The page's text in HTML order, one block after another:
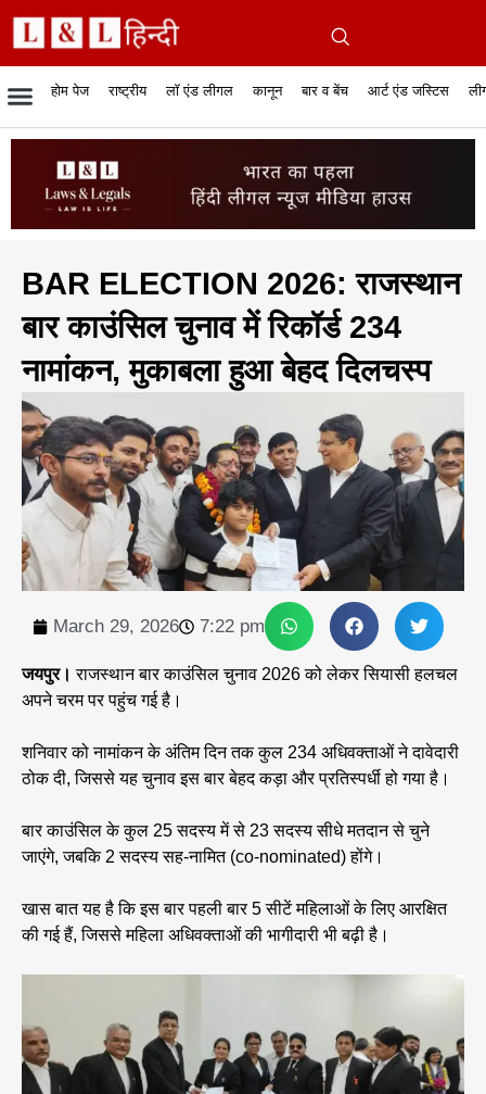
होम पेज राष्ट्रीय
रिपोर्टेबल जजमेंट सुप्रीम कोर्ट हाईकोर्ट
लॉ एंड लीगल
रिसर्च एनालाईसिस एंड लॉ केस स्टेटस
कानून
व्यापार में कानून फिल्में और कानून
बार व बेंच
बार एसोसिएशन बार
आर्ट एंड जस्टिस
जस्टिस एंड जस्टिस
BAR ELECTION 2026: राजस्थान
बार काउंसिल चुनाव में रिकॉर्ड 234
नामांकन, मुकाबला हुआ बेहद दिलचस्प
March 29, 2026 7:22 pm
जयपुर। राजस्थान बार काउंसिल चुनाव 2026 को लेकर सियासी हलचल
अपने चरम पर पहुंच गई है।
शनिवार को नामांकन के अंतिम दिन तक कुल 234 अधिवक्ताओं ने दावेदारी
ठोक दी, जिससे यह चुनाव इस बार बेहद कड़ा और प्रतिस्पर्धी हो गया है।
बार काउंसिल के कुल 25 सदस्य में से 23 सदस्य सीधे मतदान से चुने
जाएंगे, जबकि 2 सदस्य सह-नामित (co-nominated) होंगे।
खास बात यह है कि इस बार पहली बार 5 सीटें महिलाओं के लिए आरक्षित
की गई हैं, जिससे महिला अधिवक्ताओं की भागीदारी भी बढ़ी है।